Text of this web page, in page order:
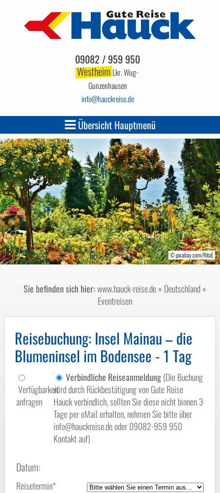
09082 / 959 950
WestheimLkr. Wug-
Gunzenhausen
info hauckreise.de
Übersicht Hauptmenü
© bonline - fotolia.com
© pixabay.com/Romy
© pixabay.com/RitaE
© Susanne - stock.adobe.com
Sie befinden sich hier:www.hauck-reise.de» Deutschland»
Eventreisen
Reisebuchung: Insel Mainau – die
Blumeninsel im Bodensee - 1 Tag
Verfügbarkeit
anfragen
Verbindliche Reiseanmeldung(Die Buchung
wird durch Rückbestätigung von Gute Reise
Hauck verbindlich, sollten Sie diese nicht binnen 3
Tage per eMail erhalten, nehmen Sie bitte über
info@hauckreise.de oder 09082-959 950
Kontakt auf)
Datum:
Reisetermin*